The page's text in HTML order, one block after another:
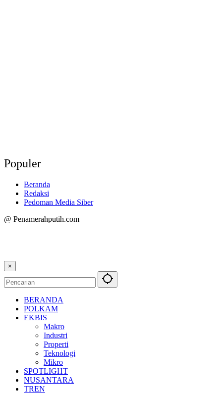
Populer
Beranda
Redaksi
Pedoman Media Siber
@ Penamerahputih.com
×
BERANDA
POLKAM
EKBIS
Makro
Industri
Properti
Teknologi
Mikro
SPOTLIGHT
NUSANTARA
TREN